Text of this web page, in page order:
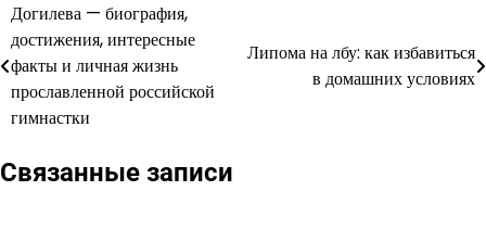
Навигация
по
записям
Догилева — биография,
достижения, интересные
факты и личная жизнь
прославленной российской
гимнастки
Липома на лбу: как избавиться
в домашних условиях
Связанные записи